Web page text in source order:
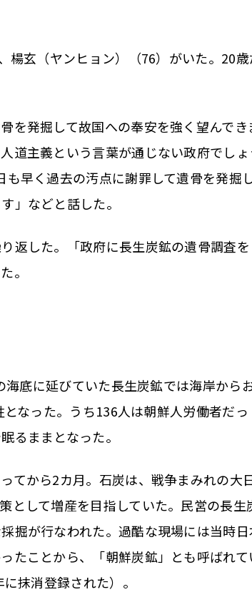
玄（ヤンヒョン）（76）がいた。20歳
を発掘して故国への奉安を強く望んでき
道主義という言葉が通じない政府でしょ
早く過去の汚点に謝罪して遺骨を発掘
」などと話した。
返した。「政府に長生炭鉱の遺骨調査を
。
底に延びていた長生炭鉱では海岸から
なった。うち136人は朝鮮人労働者だっ
るままとなった。
てから2カ月。石炭は、戦争まみれの大
として増産を目指していた。民営の長生
掘が行なわれた。過酷な現場には当時日
たことから、「朝鮮炭鉱」とも呼ばれて
抹消登録された）。